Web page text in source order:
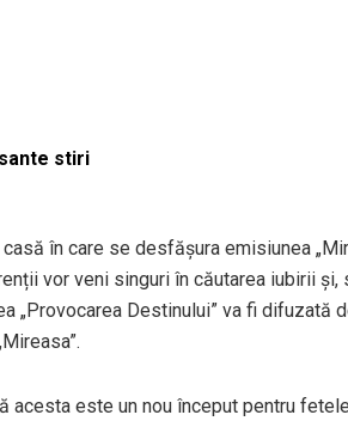
stiri
în care se desfășura emisiunea
vor veni singuri în căutarea iubirii și,
„Provocarea Destinului” va fi difuzată
acesta este un nou început pentru